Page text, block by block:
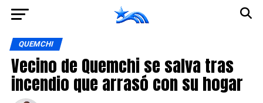
QUEMCHI
Vecino de Quemchi se salva tras
incendio que arrasó con su hogar
Ir a la versión móvil